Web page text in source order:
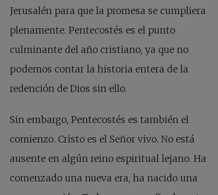
Jerusalén para que la promesa se cumpliera
plenamente. Pentecostés es el punto
culminante del año cristiano, ya que no
podemos contar la historia entera de la
redención de Dios sin ello.
Sin embargo, Pentecostés es también el
comienzo. Cristo es el Señor vivo. No está
ausente en algún reino espiritual lejano. Ha
comenzado una nueva era, ha nacido una